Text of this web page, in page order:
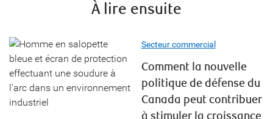
À lire ensuite
Secteur commercial
Comment la nouvelle
politique de défense du
Canada peut contribuer